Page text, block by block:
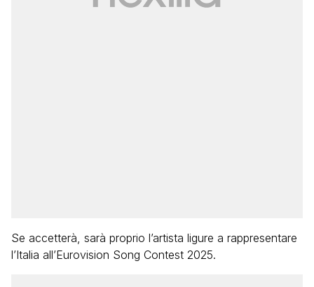
Se accetterà, sarà proprio l’artista ligure a rappresentare
l’Italia all’Eurovision Song Contest 2025.